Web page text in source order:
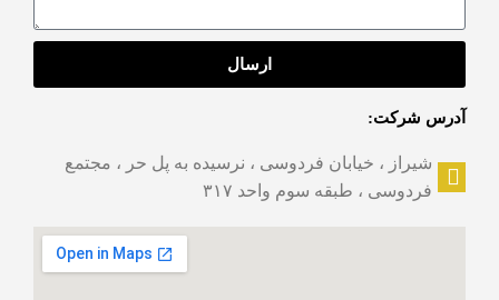
ارسال
آدرس شرکت:
شیراز ، خیابان فردوسی ، نرسیده به پل حر ، مجتمع
فردوسی ، طبقه سوم واحد ۳۱۷